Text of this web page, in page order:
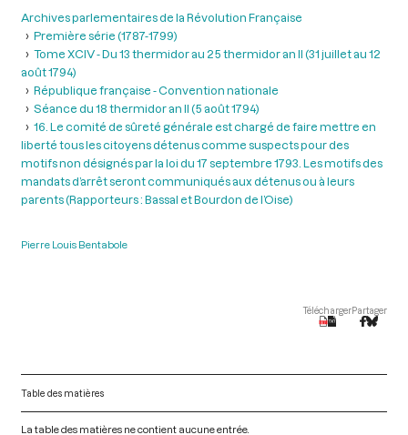
Archives parlementaires de la Révolution Française
Première série (1787-1799)
Tome XCIV - Du 13 thermidor au 25 thermidor an II (31 juillet au 12
août 1794)
République française - Convention nationale
Séance du 18 thermidor an II (5 août 1794)
16. Le comité de sûreté générale est chargé de faire mettre en
liberté tous les citoyens détenus comme suspects pour des
motifs non désignés par la loi du 17 septembre 1793. Les motifs des
mandats d’arrêt seront communiqués aux détenus ou à leurs
parents (Rapporteurs : Bassal et Bourdon de l’Oise)
Pierre Louis Bentabole
TéléchargerPartager
Table des matières
La table des matières ne contient aucune entrée.